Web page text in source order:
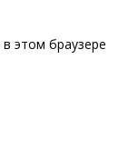
этом браузере